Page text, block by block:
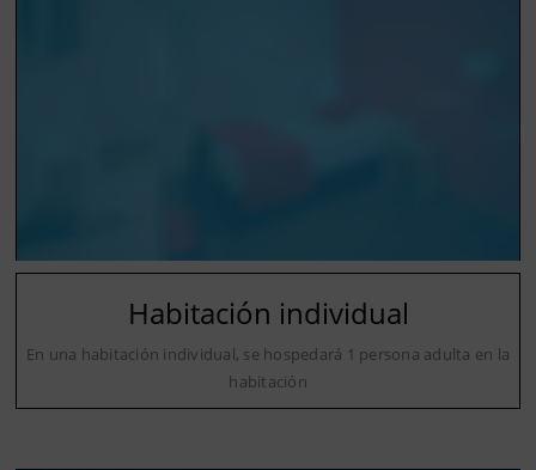
Habitación individual
En una habitación individual, se hospedará 1 persona adulta en la
habitación